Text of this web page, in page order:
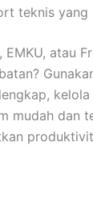
teknis
atau
mudah dan